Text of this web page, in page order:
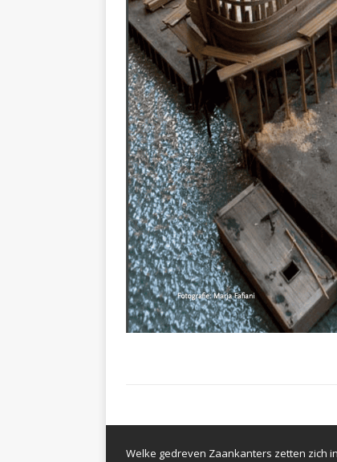
Welke gedreven Zaankanters zetten zich